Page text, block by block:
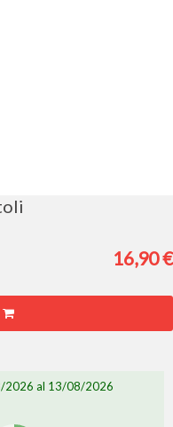
16,90 €
2026 al 13/08/2026